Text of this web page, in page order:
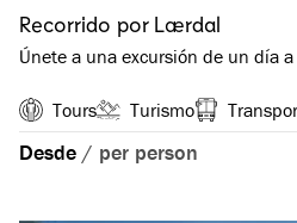
Recorrido por Lærdal
Únete a una excursión de un día
Tours Turismo
Desde / per person